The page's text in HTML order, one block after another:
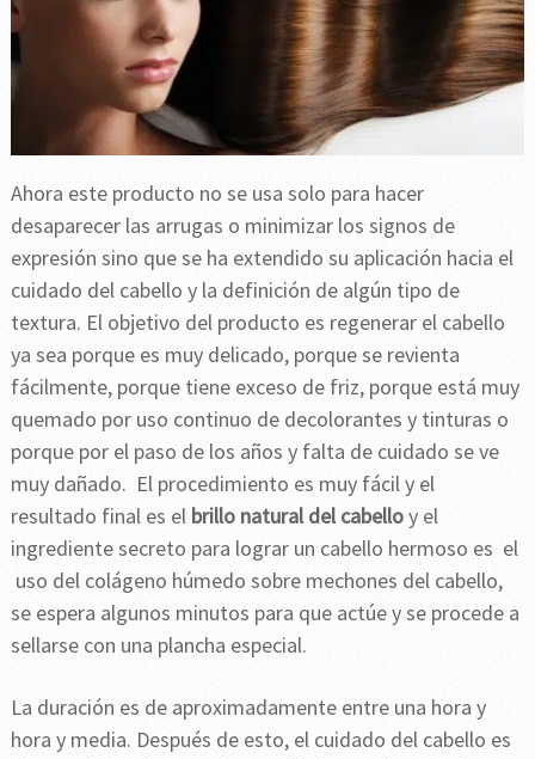
Ahora este producto no se usa solo para hacer
desaparecer las arrugas o minimizar los signos de
expresión sino que se ha extendido su aplicación hacia el
cuidado del cabello y la definición de algún tipo de
textura. El objetivo del producto es regenerar el cabello
ya sea porque es muy delicado, porque se revienta
fácilmente, porque tiene exceso de friz, porque está muy
quemado por uso continuo de decolorantes y tinturas o
porque por el paso de los años y falta de cuidado se ve
muy dañado. El procedimiento es muy fácil y el
resultado final es el brillo natural del cabelloy el
ingrediente secreto para lograr un cabello hermoso es el
uso del colágeno húmedo sobre mechones del cabello,
se espera algunos minutos para que actúe y se procede a
sellarse con una plancha especial.
La duración es de aproximadamente entre una hora y
hora y media. Después de esto, el cuidado del cabello es